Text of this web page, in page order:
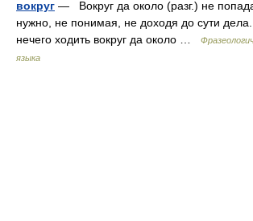
вокруг — Вокруг да около (разг.) не
нужно, не понимая, не доходя до сути
нечего ходить вокруг да около …
языка